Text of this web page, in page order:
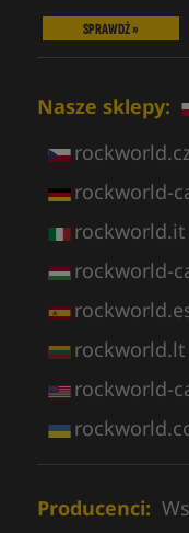
SPRAWDŹ »
Nasze sklepy:
rockworld-
rockworld.it
rockworld-
rockworld.lt
rockworld-
Producenci: